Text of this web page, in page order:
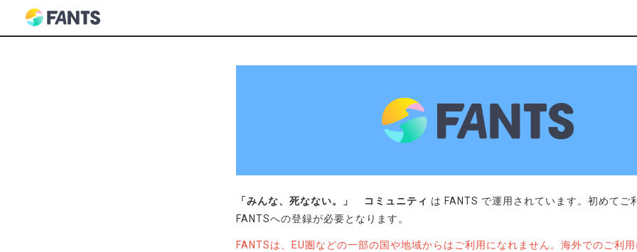
「みんな、死なない。」 コミュニティ は FANTS で運用されています。初めてご
FANTSへの登録が必要となります。
FANTSは、EU圏などの一部の国や地域からはご利用になれません。海外でのご利